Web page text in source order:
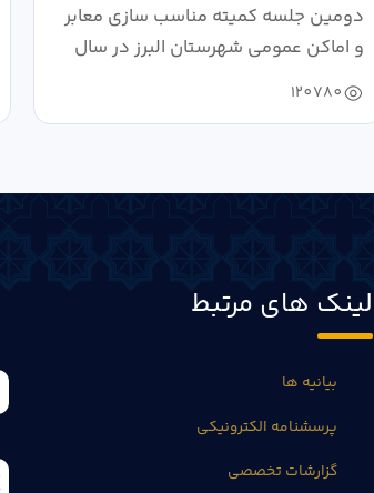
دومین جلسه کمیته مناسب سازی معابر
و اماکن عمومی شهرستان البرز در سال
۱۴۰۴ به...
120780
لینک های مرتبط
بیانیه ها
پرسشنامه الکترونیکی
گزارشات تخصصی